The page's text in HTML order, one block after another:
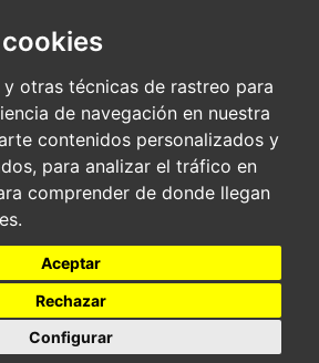
otras técnicas de rastreo para
de navegación en nuestra
contenidos personalizados y
para analizar el tráfico en
comprender de donde llegan
Aceptar
Rechazar
Configurar